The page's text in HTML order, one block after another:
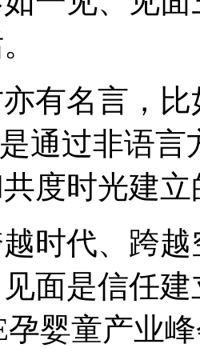
名言，比
通过非语
度时光建立
代、跨越
面是信任
孕婴童产业